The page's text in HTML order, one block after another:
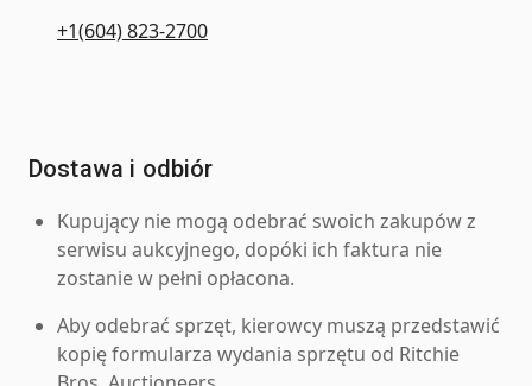
+1(604) 823-2700
Dostawa i odbiór
Kupujący nie mogą odebrać swoich zakupów z
serwisu aukcyjnego, dopóki ich faktura nie
zostanie w pełni opłacona.
Aby odebrać sprzęt, kierowcy muszą przedstawić
kopię formularza wydania sprzętu od Ritchie